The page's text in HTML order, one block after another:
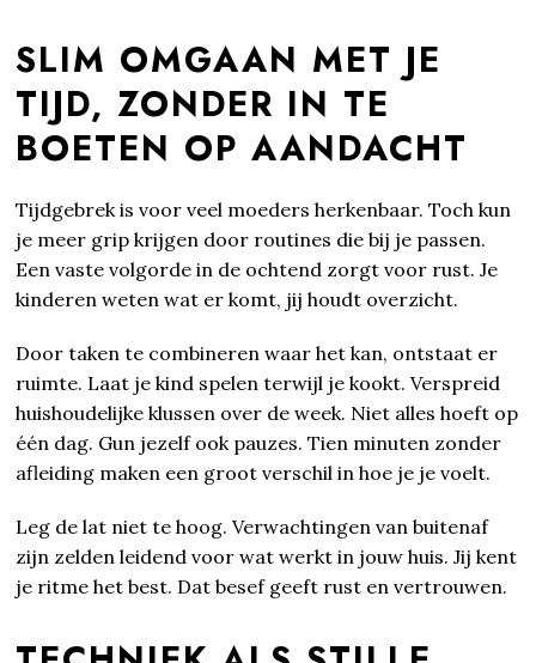
SLIM OMGAAN MET JE
TIJD, ZONDER IN TE
BOETEN OP AANDACHT
Tijdgebrek is voor veel moeders herkenbaar. Toch kun
je meer grip krijgen door routines die bij je passen.
Een vaste volgorde in de ochtend zorgt voor rust. Je
kinderen weten wat er komt, jij houdt overzicht.
Door taken te combineren waar het kan, ontstaat er
ruimte. Laat je kind spelen terwijl je kookt. Verspreid
huishoudelijke klussen over de week. Niet alles hoeft op
één dag. Gun jezelf ook pauzes. Tien minuten zonder
afleiding maken een groot verschil in hoe je je voelt.
Leg de lat niet te hoog. Verwachtingen van buitenaf
zijn zelden leidend voor wat werkt in jouw huis. Jij kent
je ritme het best. Dat besef geeft rust en vertrouwen.